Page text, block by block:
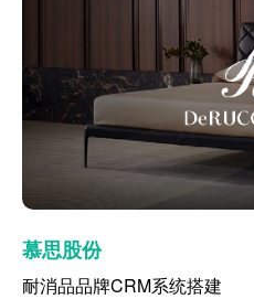
飞利浦家电
致力于通过数字化技术驱动
慕思股份
耐消品品牌CRM系统搭建
飞利浦家电
致力于通过数字化技术驱动
慕思股份
耐消品品牌CRM系统搭建